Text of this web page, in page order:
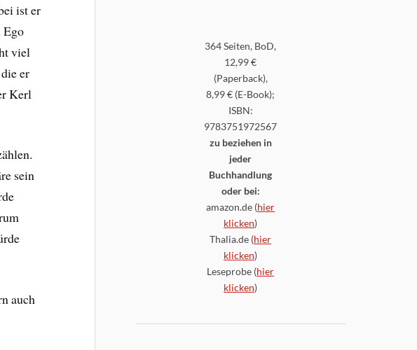
ist er
Ego
viel
er
Kerl
sein
auch
364 Seiten, BoD,
12,99 €
(Paperback),
8,99 € (E-Book);
ISBN:
9783751972567
zu beziehen in
jeder
Buchhandlung
oder bei:
amazon.de (hier
klicken)
Thalia.de (hier
klicken)
Leseprobe (hier
klicken)